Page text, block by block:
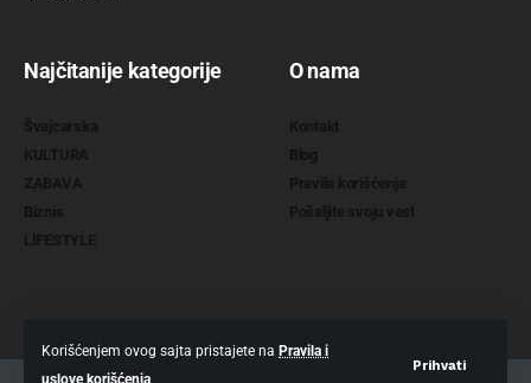
Korišćenjem ovog sajta pristajete na Pravila i
uslove korišćenja
Prihvati
Najčitanije kategorije O nama